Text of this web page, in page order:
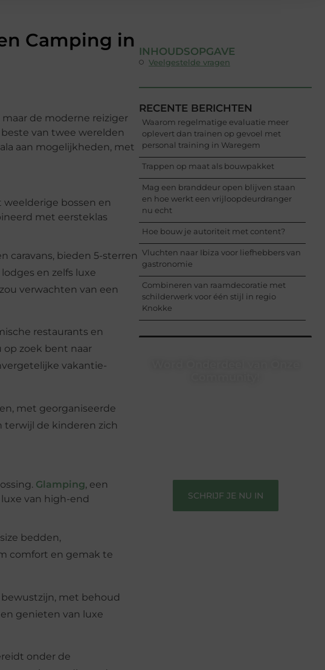
Camping in
de moderne reiziger
van twee werelden
aan mogelijkheden, met
bossen en
met eersteklas
caravans, bieden 5-sterren
en zelfs luxe
verwachten van een
restaurants en
op zoek bent naar
vakantie-
met georganiseerde
de kinderen zich
Glamping, een
van high-end
bedden,
comfort en gemak te
met behoud
genieten van luxe
onder de
INHOUDSOPGAVE
Veelgestelde vragen
RECENTE BERICHTEN
Waarom regelmatige evaluatie meer
oplevert dan trainen op gevoel met
personal training in Waregem
Trappen op maat als bouwpakket
Mag een branddeur open blijven staan
en hoe werkt een vrijloopdeurdranger
nu echt
Hoe bouw je autoriteit met content?
Vluchten naar Ibiza voor liefhebbers van
gastronomie
Combineren van raamdecoratie met
schilderwerk voor één stijl in regio
Knokke
SCHRIJF JE NU IN